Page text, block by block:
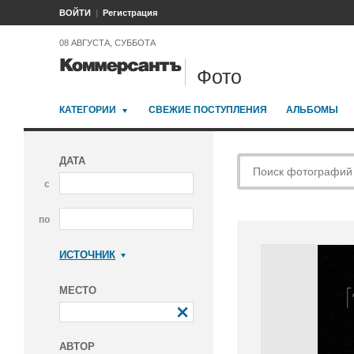
ВОЙТИ Регистрация
08 АВГУСТА, СУББОТА
Фото
КАТЕГОРИИ СВЕЖИЕ ПОСТУПЛЕНИЯ АЛЬБОМЫ
ДАТА
с
по
ИСТОЧНИК
МЕСТО
АВТОР